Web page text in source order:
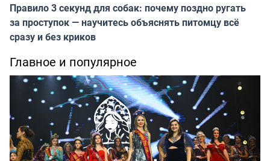
Правило 3 секунд для собак: почему поздно ругать
за проступок — научитесь объяснять питомцу всё
сразу и без криков
Главное и популярное